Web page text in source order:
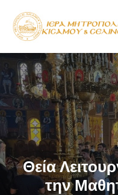
Θεία
την